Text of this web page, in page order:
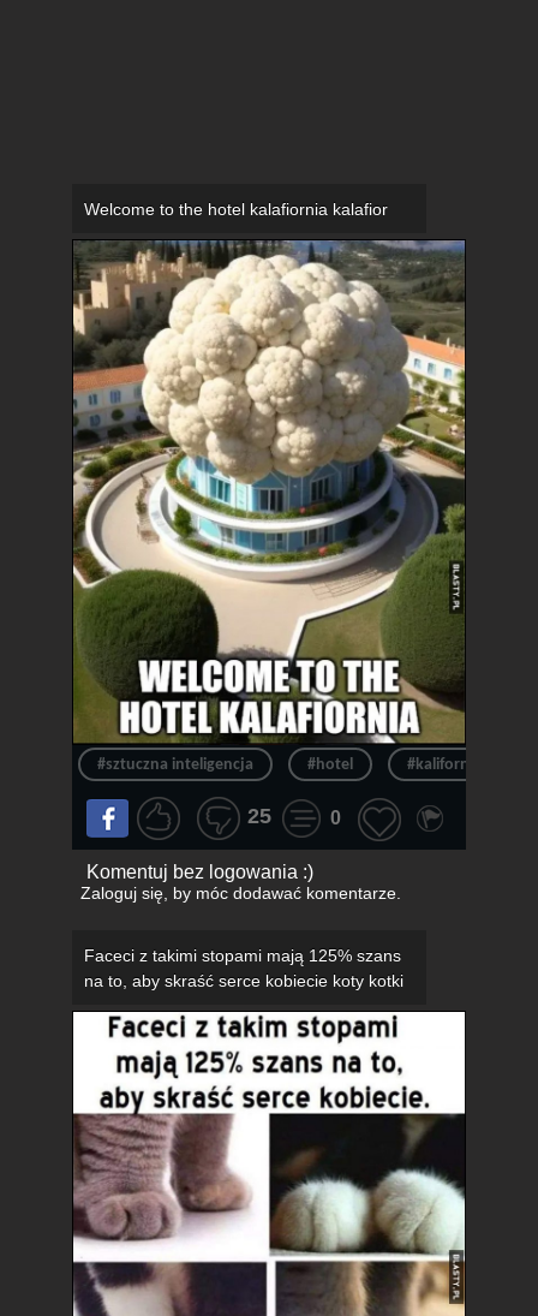
Welcome to the hotel kalafiornia kalafior
#sztuczna inteligencja #hotel #kalifornia
25 0
Komentuj bez logowania :)
Zaloguj się, by móc dodawać komentarze.
Faceci z takimi stopami mają 125% szans
na to, aby skraść serce kobiecie koty kotki